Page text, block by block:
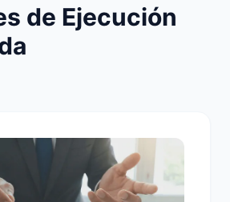
de Ejecución